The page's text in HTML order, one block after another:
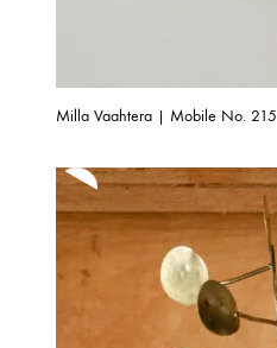
Milla Vaahtera | Mobile No. 215